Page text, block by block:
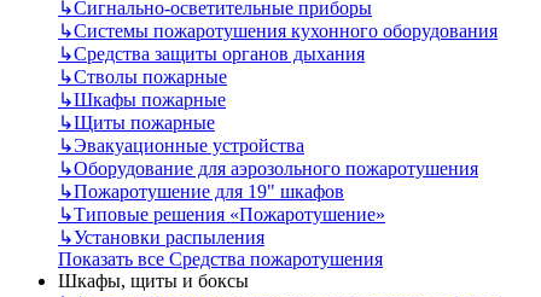
↳Сигнально-осветительные приборы
↳Системы пожаротушения кухонного оборудования
↳Средства защиты органов дыхания
↳Стволы пожарные
↳Шкафы пожарные
↳Щиты пожарные
↳Эвакуационные устройства
↳Оборудование для аэрозольного пожаротушения
↳Пожаротушение для 19" шкафов
↳Типовые решения «Пожаротушение»
↳Установки распыления
Показать все Средства пожаротушения
Шкафы, щиты и боксы